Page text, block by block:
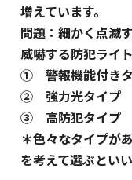
増えています。
問題：細かく点滅
威嚇する防犯ライ
① 警報機能付き
② 強力光タイプ
③ 高防犯タイプ
＊色々なタイプが
を考えて選ぶといい